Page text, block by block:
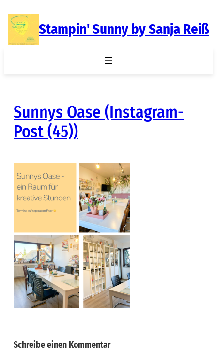
Inhalt
springen
Stampin' Sunny by Sanja Reiß
Sunnys Oase (Instagram-
Post (45))
Schreibe einen Kommentar